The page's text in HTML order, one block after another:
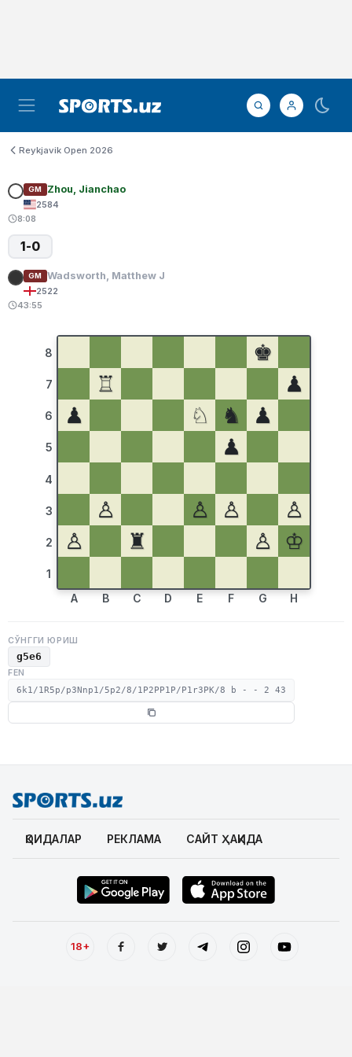
Reykjavik Open 2026
GM Zhou, Jianchao
2584
8:08
1-0
GM Wadsworth, Matthew J
2522
43:55
8
7
6
5
4
3
2
1
♚
♖
♟
♟
♘ ♞
♟
♟
♙ ♙ ♙
♙
♙
♜ ♙ ♔
A B C D E F G H
СЎНГГИ ЮРИШ
g5e6
FEN
6k1/1R5p/p3Nnp1/5p2/8/1P2PP1P/P1r3PK/8 b - - 2 43
ҚОИДАЛАР РЕКЛАМА САЙТ ҲАҚИДА
18+